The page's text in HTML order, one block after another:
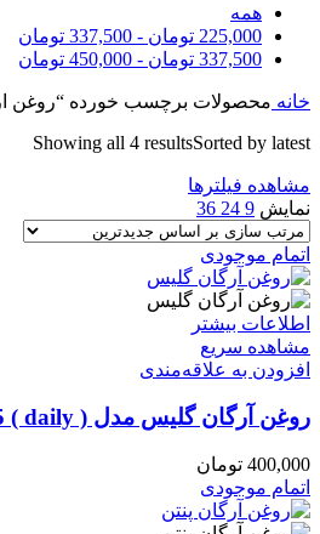
همه
225,000 تومان -
337,500 تومان
337,500 تومان -
450,000 تومان
خانه محصولات برچسب خورده “روغن
Showing all 4 resultsSorted by latest
مشاهده فیلترها
نمایش 9
24
36
اتمام موجودی
اطلاعات بیشتر
مشاهده سریع
افزودن به علاقه‌مندی
روغن آرگان گلیس مدل ( daily ) 75میل
400,000 تومان
اتمام موجودی